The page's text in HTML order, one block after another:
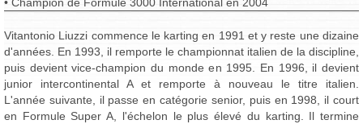
Vitantonio Liuzzi commence le karting en 1991 et y reste une dizaine
d'années. En 1993, il remporte le championnat italien de la discipline,
puis devient vice-champion du monde en 1995. En 1996, il devient
junior intercontinental A et remporte à nouveau le titre italien.
L'année suivante, il passe en catégorie senior, puis en 1998, il court
en Formule Super A, l'échelon le plus élevé du karting. Il termine